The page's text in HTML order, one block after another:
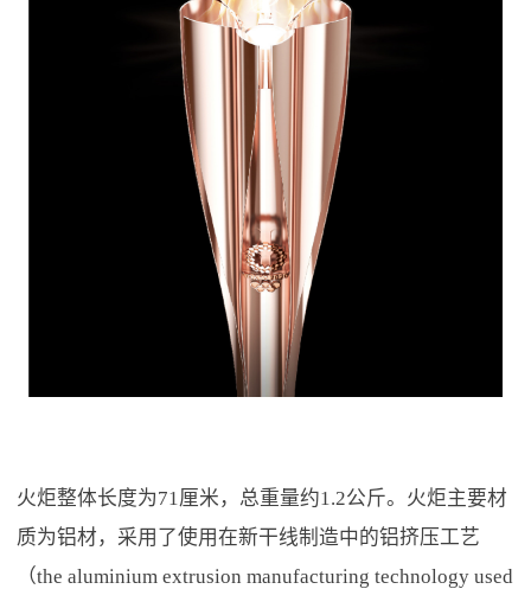
火炬整体长度为71厘米，总重量约1.2公斤。火炬主要材
质为铝材，采用了使用在新干线制造中的铝挤压工艺
（the aluminium extrusion manufacturing technology used